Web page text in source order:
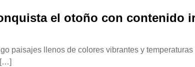
el otoño con contenido
paisajes llenos de colores vibrantes y
[…]